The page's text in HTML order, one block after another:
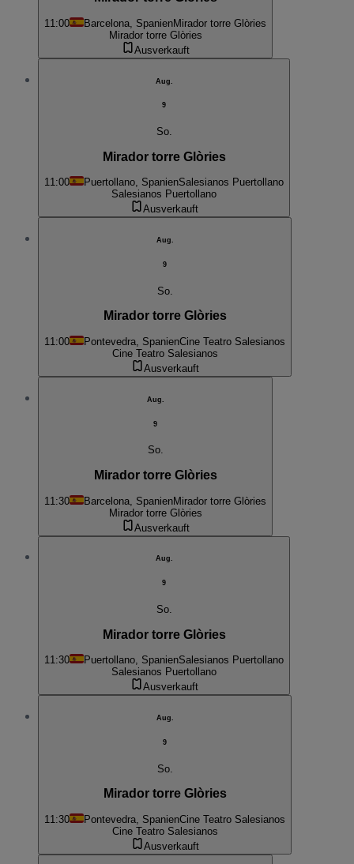
11:00 Barcelona, SpanienMirador torre Glòries
Mirador torre Glòries
Ausverkauft
Aug.
9
So.
Mirador torre Glòries
11:00 Puertollano, SpanienSalesianos Puertollano
Salesianos Puertollano
Ausverkauft
Aug.
9
So.
Mirador torre Glòries
11:00 Pontevedra, SpanienCine Teatro Salesianos
Cine Teatro Salesianos
Ausverkauft
Aug.
9
So.
Mirador torre Glòries
11:30 Barcelona, SpanienMirador torre Glòries
Mirador torre Glòries
Ausverkauft
Aug.
9
So.
Mirador torre Glòries
11:30 Puertollano, SpanienSalesianos Puertollano
Salesianos Puertollano
Ausverkauft
Aug.
9
So.
Mirador torre Glòries
11:30 Pontevedra, SpanienCine Teatro Salesianos
Cine Teatro Salesianos
Ausverkauft